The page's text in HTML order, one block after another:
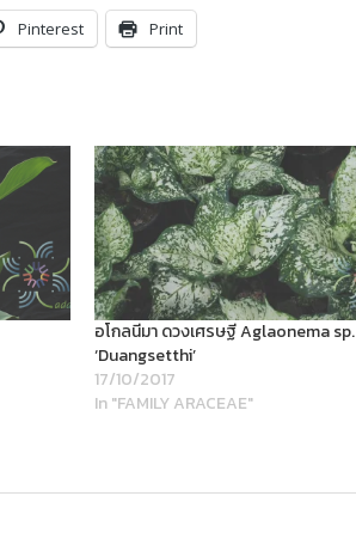
Pinterest Print
อโกลนีมา ดวงเศรษฐี Aglaonema sp.
‘Duangsetthi’
17/10/2017
In "FAMILY ARACEAE"